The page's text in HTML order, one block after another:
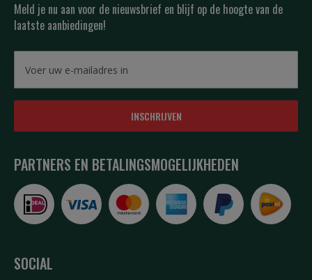
Meld je nu aan voor de nieuwsbrief en blijf op de hoogte van de
laatste aanbiedingen!
INSCHRIJVEN
PARTNERS EN BETALINGSMOGELIJKHEDEN
SOCIAL